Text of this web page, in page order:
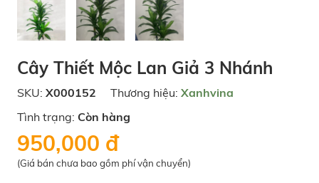
Cây Thiết Mộc Lan Giả 3 Nhánh
SKU: X000152 Thương hiệu: Xanhvina
Tình trạng: Còn hàng
950,000 đ
(Giá bán chưa bao gồm phí vận chuyển)